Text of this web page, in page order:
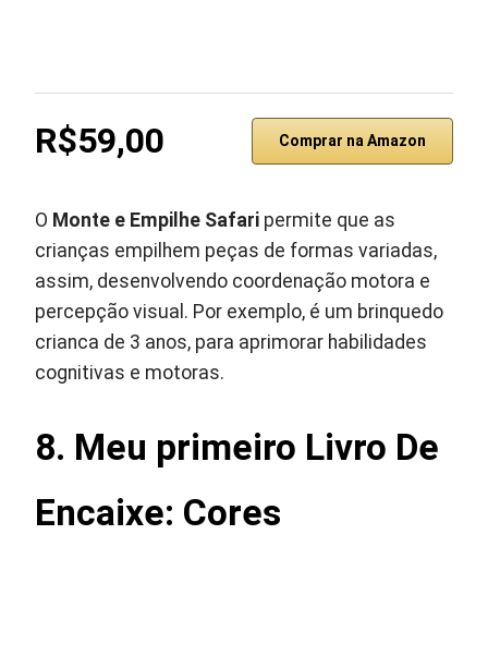
R$59,00 Comprar na Amazon
O Monte e Empilhe Safari permite que as
crianças empilhem peças de formas variadas,
assim, desenvolvendo coordenação motora e
percepção visual. Por exemplo, é um brinquedo
crianca de 3 anos, para aprimorar habilidades
cognitivas e motoras.
8. Meu primeiro Livro De
Encaixe: Cores